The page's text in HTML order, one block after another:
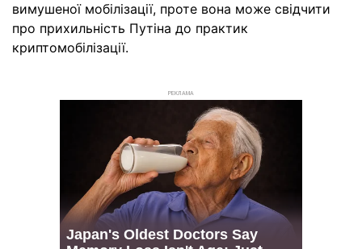
вимушеної мобілізації, проте вона може свідчити
про прихильність Путіна до практик
криптомобілізації.
РЕКЛАМА